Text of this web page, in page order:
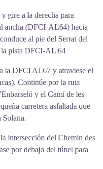
gire a la derecha para
ancha (DFCI-AL64) hacia
al pie del Serrat del
la pista DFCI-AL 64
la DFCI AL67 y atraviese el
Continúe por la ruta
y el Camí de les
carretera asfaltada que
Solana.
intersección del Chemin des
por debajo del túnel para